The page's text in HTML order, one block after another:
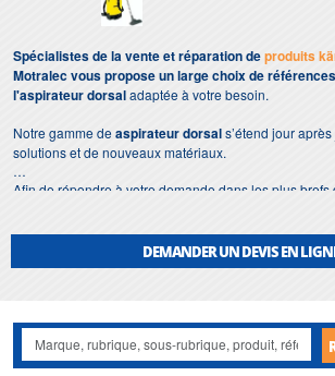
Spécialistes de la vente et réparation deproduits
Motralec vous propose un large choix de références
l'aspirateur dorsaladaptée à votre besoin.
Notre gamme deaspirateur dorsals’étend jour
solutions et de nouveaux matériaux.
Afin de répondre à votre demande dans les plus
met également à votre disposition son
maintenance deaspirateur dorsal.
contraintes sont un gage d'efficacité, et garantissent
de vos installations deaspirateur dorsal.
DEMANDER UN DEVIS EN